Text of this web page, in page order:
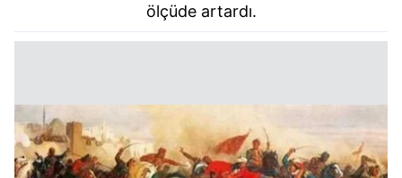
ölçüde artardı.